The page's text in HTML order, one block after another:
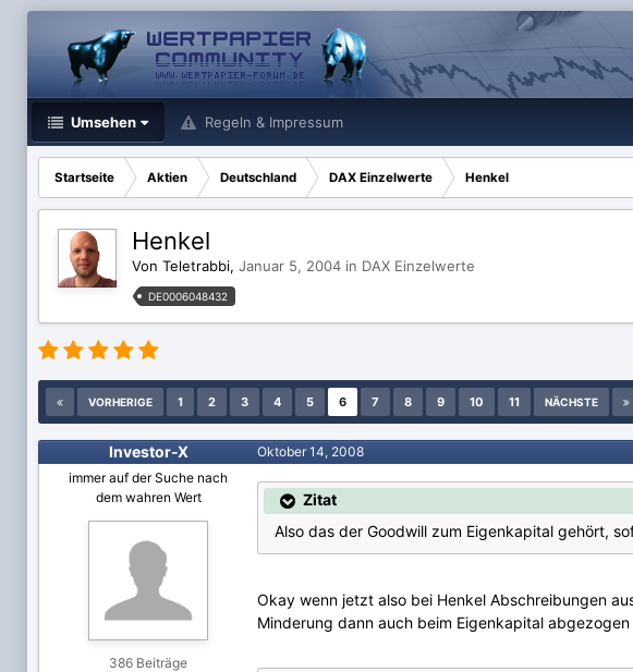
Umsehen Regeln & Impressum
Startseite Aktien Deutschland DAX Einzelwerte Henkel
Henkel
Von Teletrabbi, Januar 5, 2004 in DAX Einzelwerte
DE0006048432
VORHERIGE 1 2 3 4 5 6 7 8 9 10 11 NÄCHSTE
Investor-X
immer auf der Suche nach
dem wahren Wert
386 Beiträge
Oktober 14, 2008
Zitat
Also das der Goodwill zum Eigenkapital gehört,
Okay wenn jetzt also bei Henkel Abschreibungen
Minderung dann auch beim Eigenkapital